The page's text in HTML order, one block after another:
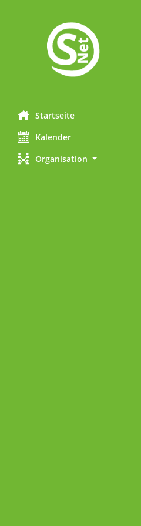
Startseite
Kalender
Organisation